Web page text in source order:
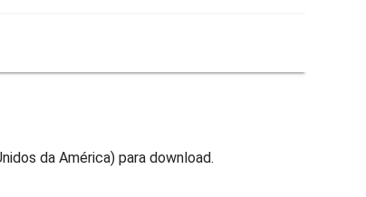
da América) para download.